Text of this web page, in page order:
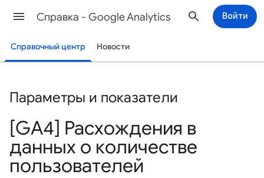
Cправка - Google Analytics Войти
Справочный центр Новости
Параметры и показатели
[GA4] Расхождения в
данных о количестве
пользователей